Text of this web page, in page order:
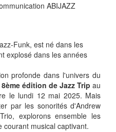
ABIJAZZ
Funk, est né dans les
explosé dans les années
profonde dans l'univers du
8ème édition de Jazz Tripau
le lundi 12 mai 2025. Mais
par les sonorités d'Andrew
explorons ensemble les
courant musical captivant.